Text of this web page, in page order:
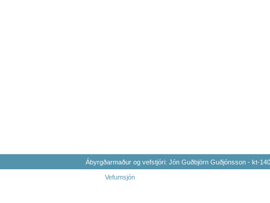
Ábyrgðarmaður og vefstjóri: Jón Guðbjörn Guðjónsson - kt-
Vefumsjón